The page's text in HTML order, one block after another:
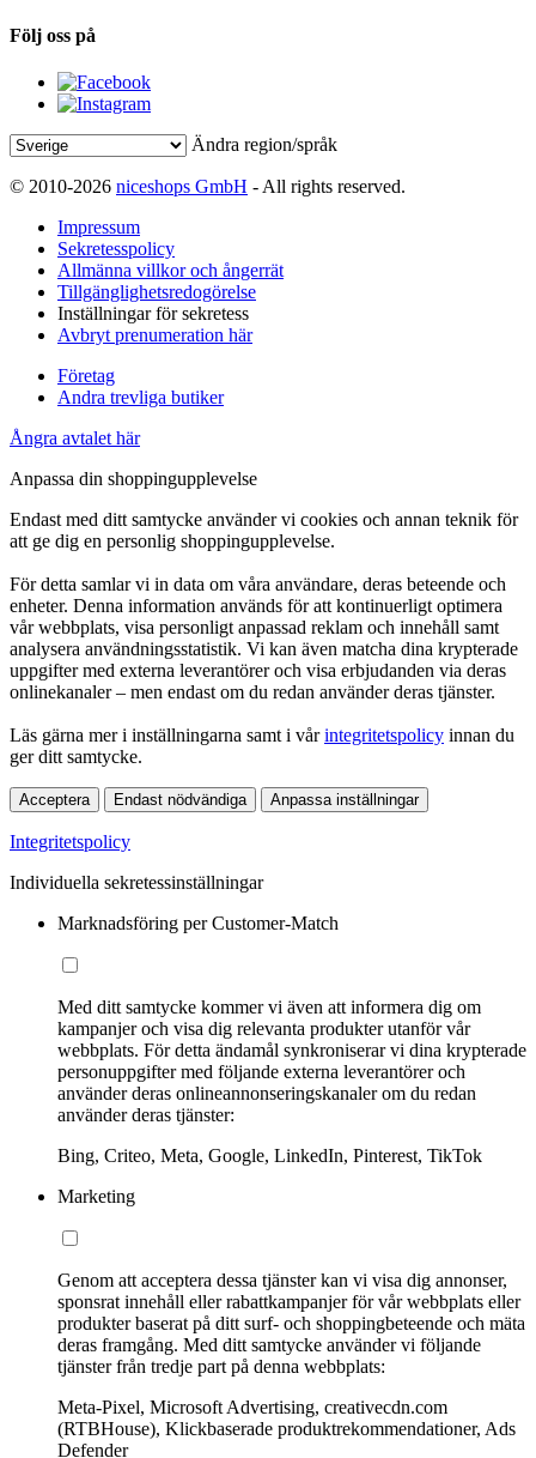
Följ oss på
Ändra region/språk
© 2010-2026 niceshops GmbH - All rights reserved.
Impressum
Sekretesspolicy
Allmänna villkor och ångerrät
Tillgänglighetsredogörelse
Inställningar för sekretess
Avbryt prenumeration här
Företag
Andra trevliga butiker
Ångra avtalet här
Anpassa din shoppingupplevelse
Endast med ditt samtycke använder vi cookies och annan teknik för
att ge dig en personlig shoppingupplevelse.
För detta samlar vi in data om våra användare, deras beteende och
enheter. Denna information används för att kontinuerligt optimera
vår webbplats, visa personligt anpassad reklam och innehåll samt
analysera användningsstatistik. Vi kan även matcha dina krypterade
uppgifter med externa leverantörer och visa erbjudanden via deras
onlinekanaler – men endast om du redan använder deras tjänster.
Läs gärna mer i inställningarna samt i vårintegritetspolicy innan du
ger ditt samtycke.
Acceptera Endast nödvändiga Anpassa inställningar
Integritetspolicy
Individuella sekretessinställningar
Marknadsföring per Customer-Match
Med ditt samtycke kommer vi även att informera dig om
kampanjer och visa dig relevanta produkter utanför vår
webbplats. För detta ändamål synkroniserar vi dina krypterade
personuppgifter med följande externa leverantörer och
använder deras onlineannonseringskanaler om du redan
använder deras tjänster:
Bing, Criteo, Meta, Google, LinkedIn, Pinterest, TikTok
Marketing
Genom att acceptera dessa tjänster kan vi visa dig annonser,
sponsrat innehåll eller rabattkampanjer för vår webbplats eller
produkter baserat på ditt surf- och shoppingbeteende och mäta
deras framgång. Med ditt samtycke använder vi följande
tjänster från tredje part på denna webbplats:
Meta-Pixel, Microsoft Advertising, creativecdn.com
(RTBHouse), Klickbaserade produktrekommendationer, Ads
Defender